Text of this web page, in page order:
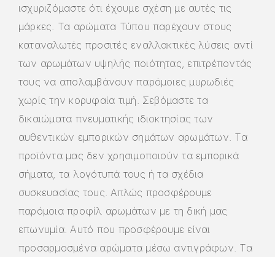
ισχυριζόμαστε ότι έχουμε σχέση με αυτές τις
μάρκες. Τα αρώματα Τύπου παρέχουν στους
καταναλωτές προσιτές εναλλακτικές λύσεις αντί
των αρωμάτων υψηλής ποιότητας, επιτρέποντάς
τους να απολαμβάνουν παρόμοιες μυρωδιές
χωρίς την κορυφαία τιμή. Σεβόμαστε τα
δικαιώματα πνευματικής ιδιοκτησίας των
αυθεντικών εμπορικών σημάτων αρωμάτων. Τα
προϊόντα μας δεν χρησιμοποιούν τα εμπορικά
σήματα, τα λογότυπά τους ή τα σχέδια
συσκευασίας τους. Απλώς προσφέρουμε
παρόμοια προφίλ αρωμάτων με τη δική μας
επωνυμία. Αυτό που προσφέρουμε είναι
προσαρμοσμένα αρώματα μέσω αντιγράφων. Τα